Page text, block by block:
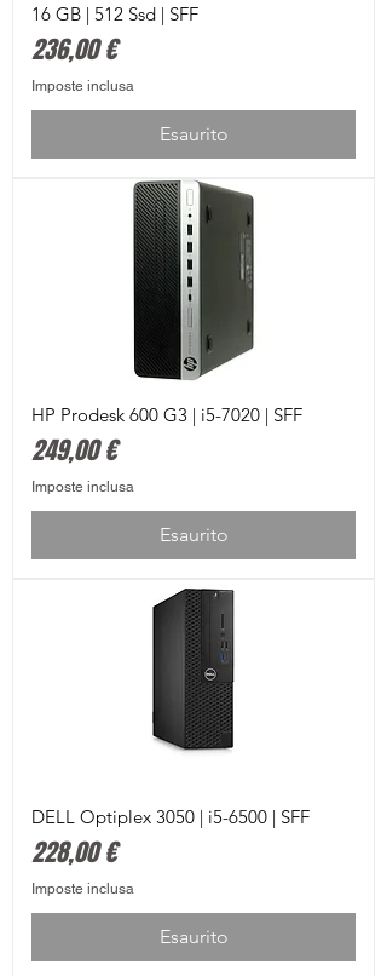
16 GB | 512 Ssd | SFF
Prezzo
236,00 €
Imposte inclusa
Esaurito
HP Prodesk 600 G3 | i5-7020 | SFF
Prezzo
249,00 €
Imposte inclusa
Esaurito
DELL Optiplex 3050 | i5-6500 | SFF
Prezzo
228,00 €
Imposte inclusa
Esaurito